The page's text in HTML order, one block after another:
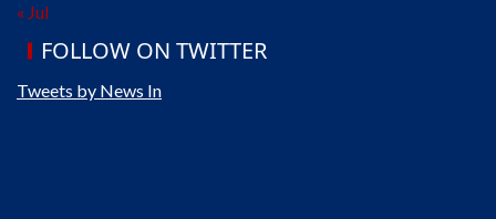
« Jul
FOLLOW ON TWITTER
Tweets by News In